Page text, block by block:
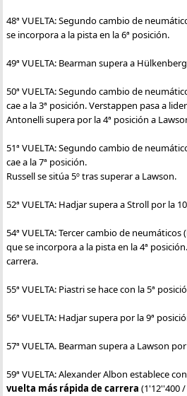
48ª VUELTA: Segundo cambio de
se incorpora a la pista en la 6ª posición.
49ª VUELTA: Bearman supera a
50ª VUELTA: Segundo cambio de
cae a la 3ª posición. Verstappen pasa a
Antonelli supera por la 4ª posición a
51ª VUELTA: Segundo cambio de
cae a la 7ª posición.
Russell se sitúa 5º tras superar a Lawson.
52ª VUELTA: Hadjar supera a Stroll por la
54ª VUELTA: Tercer cambio de
que se incorpora a la pista en la 4ª posición.
carrera.
55ª VUELTA: Piastri se hace con la 5ª
56ª VUELTA: Hadjar supera por la 9ª
57ª VUELTA. Bearman supera a Lawson
59ª VUELTA: Alexander Albon establece
vuelta más rápida de carrera (1'12''400